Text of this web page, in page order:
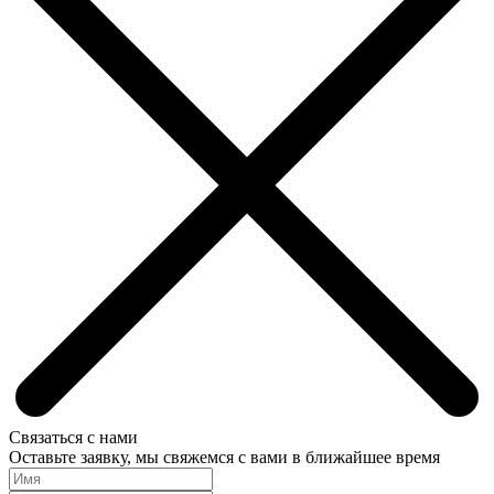
Связаться с нами
Оставьте заявку, мы свяжемся с вами в ближайшее время